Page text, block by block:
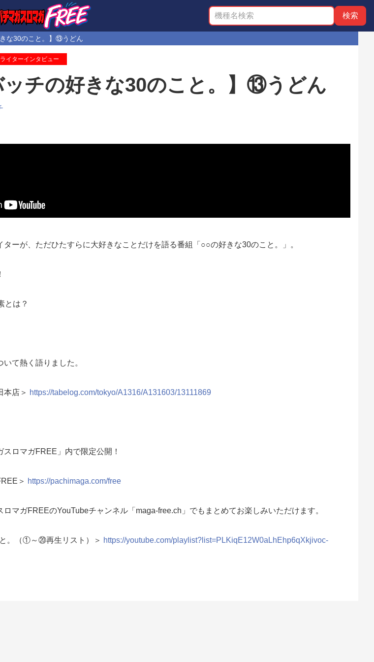
きな30のこと。】⑬うどん
ライターインタビュー
ッチの好きな30のこと。】⑬うどん
ターが、ただひたすらに大好きなことだけを語る番組「○○の好きな30のこと。」。
とは？
いて熱く語りました。
店＞ https://tabelog.com/tokyo/A1316/A131603/13111869
ロマガFREE」内で限定公開！
＞ https://pachimaga.com/free
マガFREEのYouTubeチャンネル「maga-free.ch」でもまとめてお楽しみいただけます。
。（①～⑳再生リスト）＞ https://youtube.com/playlist?list=PLKiqE12W0aLhEhp6qXkjivoc-